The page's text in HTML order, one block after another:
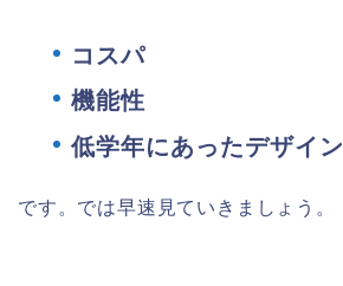
コスパ
機能性
低学年にあったデザイン
です。では早速見ていきましょう。